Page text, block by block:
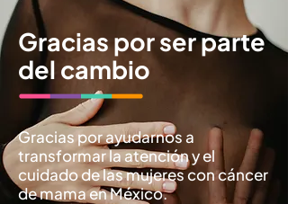
Gracias por ser parte
del cambio
Gracias por ayudarnos a
transformar la atención y el
cuidado de las mujeres con cáncer
de mama en México.